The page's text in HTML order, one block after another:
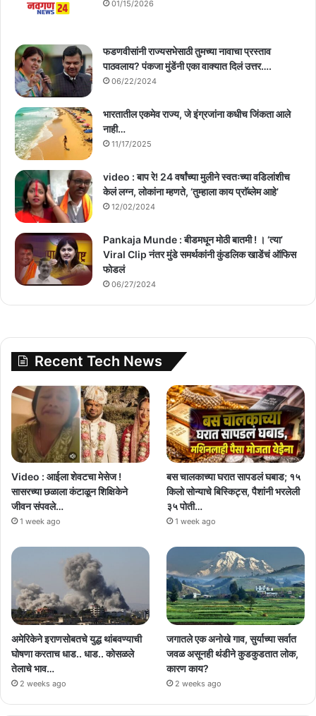
01/15/2026
फडणवीसांनी राज्यसभेसाठी तुमच्या नावाचा प्रस्ताव
पाठवलाय? पंकजा मुंडेंनी एका वाक्यात दिलं उत्तर….
06/22/2024
भारतातील एकमेव राज्य, जे इंग्रजांना कधीच जिंकता आले
नाही…
11/17/2025
video : बाप रे! 24 वर्षांच्या मुलीने स्वतःच्या वडिलांशीच
केलं लग्न, लोकांना म्हणते, ‘तुम्हाला काय प्राॅब्लेम आहे’
12/02/2024
Pankaja Munde : बीडमधून मोठी बातमी ! । ‘त्या’
Viral Clip नंतर मुंडे समर्थकांनी कुंडलिक खाडेंचं ऑफिस
फोडलं
06/27/2024
Recent Tech News
Video : आईला शेवटचा मेसेज !
सासरच्या छळाला कंटाळून शिक्षिकेने
जीवन संपवले…
1 week ago
बस चालकाच्या घरात सापडलं घबाड; १५
किलो सोन्याचे बिस्किट्स, पैशांनी भरलेली
३५ पोती…
1 week ago
अमेरिकेने इराणसोबतचे युद्ध थांबवण्याची
घोषणा करताच धाड.. धाड.. कोसळले
तेलाचे भाव…
2 weeks ago
जगातले एक अनोखे गाव, सुर्याच्या सर्वात
जवळ असूनही थंडीने कुडकुडतात लोक,
कारण काय?
2 weeks ago